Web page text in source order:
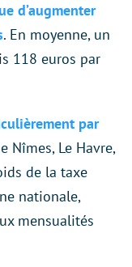
d’augmenter
. En moyenne, un
118 euros par
par
Nîmes, Le Havre,
de la taxe
nationale,
mensualités